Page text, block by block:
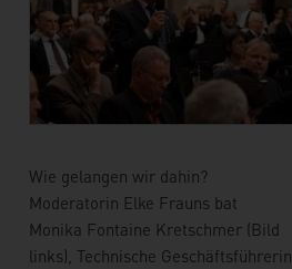
Wie gelangen wir dahin?
Moderatorin Elke Frauns bat
Monika Fontaine Kretschmer (Bild
links), Technische Geschäftsführerin